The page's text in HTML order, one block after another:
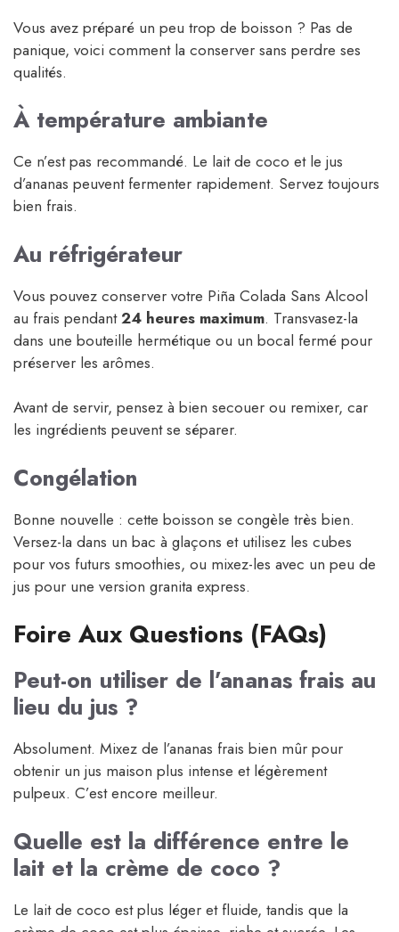
Vous avez préparé un peu trop de boisson ? Pas de
panique, voici comment la conserver sans perdre ses
qualités.
À température ambiante
Ce n’est pas recommandé. Le lait de coco et le jus
d’ananas peuvent fermenter rapidement. Servez toujours
bien frais.
Au réfrigérateur
Vous pouvez conserver votre Piña Colada Sans Alcool
au frais pendant24 heures maximum. Transvasez-la
dans une bouteille hermétique ou un bocal fermé pour
préserver les arômes.
Avant de servir, pensez à bien secouer ou remixer, car
les ingrédients peuvent se séparer.
Congélation
Bonne nouvelle : cette boisson se congèle très bien.
Versez-la dans un bac à glaçons et utilisez les cubes
pour vos futurs smoothies, ou mixez-les avec un peu de
jus pour une version granita express.
Foire Aux Questions (FAQs)
Peut-on utiliser de l’ananas frais au
lieu du jus ?
Absolument. Mixez de l’ananas frais bien mûr pour
obtenir un jus maison plus intense et légèrement
pulpeux. C’est encore meilleur.
Quelle est la différence entre le
lait et la crème de coco ?
Le lait de coco est plus léger et fluide, tandis que la